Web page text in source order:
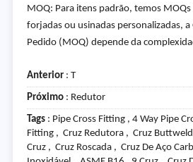
MOQ: Para itens padrão, temos MOQs
forjadas ou usinadas personalizadas,
Pedido (MOQ) depende da
Anterior: T
Próximo: Redutor
Tags: Pipe Cross Fitting , 4 Way Pipe
Fitting , Cruz Redutora , Cruz
Cruz , Cruz Roscada , Cruz De Aço